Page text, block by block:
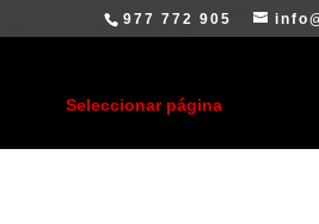
977 772 905
Seleccionar página